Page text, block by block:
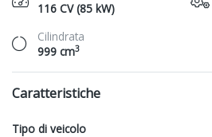
116 CV (85 kW)
Cilindrata
999 cm3
Caratteristiche
Tipo di veicolo